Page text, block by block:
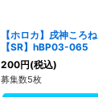
【ホロカ】戌神ころね
【SR】hBP03-065
200円(税込)
募集数5枚